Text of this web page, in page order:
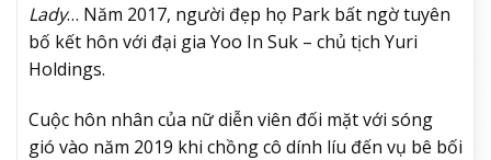
Lady… Năm 2017, người đẹp họ Park bất ngờ tuyên
bố kết hôn với đại gia Yoo In Suk – chủ tịch Yuri
Holdings.
Cuộc hôn nhân của nữ diễn viên đối mặt với sóng
gió vào năm 2019 khi chồng cô dính líu đến vụ bê bối